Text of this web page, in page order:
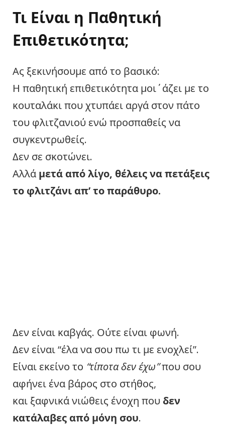
Τι Είναι η Παθητική
Επιθετικότητα;
Ας ξεκινήσουμε από το βασικό:
Η παθητική επιθετικότητα μοι΄άζει με το
κουταλάκι που χτυπάει αργά στον πάτο
του φλιτζανιού ενώ προσπαθείς να
συγκεντρωθείς.
Δεν σε σκοτώνει.
Αλλά μετά από λίγο, θέλεις να πετάξεις
το φλιτζάνι απ’ το παράθυρο.
Δεν είναι καβγάς. Ούτε είναι φωνή.
Δεν είναι “έλα να σου πω τι με ενοχλεί”.
Είναι εκείνο το “τίποτα δεν έχω”που σου
αφήνει ένα βάρος στο στήθος,
και ξαφνικά νιώθεις ένοχη που δεν
κατάλαβες από μόνη σου.